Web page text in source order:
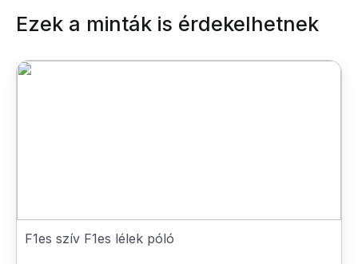
Ezek a minták is érdekelhetnek
F1es szív F1es lélek póló